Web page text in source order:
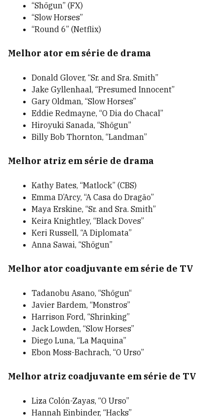
“Shōgun” (FX)
“Slow Horses”
“Round 6” (Netflix)
Melhor ator em série de drama
Donald Glover, “Sr. and Sra. Smith”
Jake Gyllenhaal, “Presumed Innocent”
Gary Oldman, “Slow Horses”
Eddie Redmayne, “O Dia do Chacal”
Hiroyuki Sanada, “Shōgun”
Billy Bob Thornton, “Landman”
Melhor atriz em série de drama
Kathy Bates, “Matlock” (CBS)
Emma D’Arcy, “A Casa do Dragão”
Maya Erskine, “Sr. and Sra. Smith”
Keira Knightley, “Black Doves”
Keri Russell, “A Diplomata”
Anna Sawai, “Shōgun”
Melhor ator coadjuvante em série de TV
Tadanobu Asano, “Shōgun“
Javier Bardem, “Monstros”
Harrison Ford, “Shrinking”
Jack Lowden, “Slow Horses”
Diego Luna, “La Maquina”
Ebon Moss-Bachrach, “O Urso”
Melhor atriz coadjuvante em série de TV
Liza Colón-Zayas, “O Urso”
Hannah Einbinder, “Hacks”